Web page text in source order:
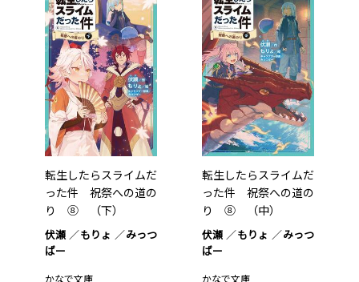
転生したらスライムだ
った件 祝祭への道の
り ⑧ （下）
伏瀬 もりょ
みっつ
ばー
かなで文庫
転生したらスライムだ
った件 祝祭への道の
り ⑧ （中）
伏瀬 もりょ
みっつ
ばー
かなで文庫